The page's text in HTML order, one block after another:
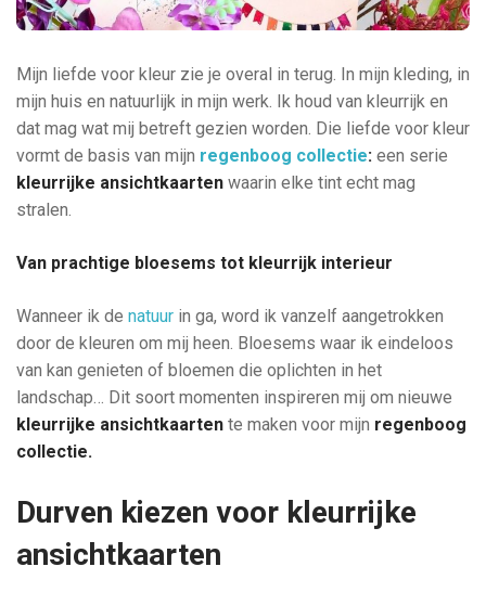
Mijn liefde voor kleur zie je overal in terug. In mijn kleding, in
mijn huis en natuurlijk in mijn werk. Ik houd van kleurrijk en
dat mag wat mij betreft gezien worden. Die liefde voor kleur
vormt de basis van mijn regenboog collectie: een serie
kleurrijke ansichtkaarten waarin elke tint echt mag
stralen.
Van prachtige bloesems tot kleurrijk interieur
Wanneer ik de natuur in ga, word ik vanzelf aangetrokken
door de kleuren om mij heen. Bloesems waar ik eindeloos
van kan genieten of bloemen die oplichten in het
landschap… Dit soort momenten inspireren mij om nieuwe
kleurrijke ansichtkaarten te maken voor mijn regenboog
collectie.
Durven kiezen voor kleurrijke
ansichtkaarten